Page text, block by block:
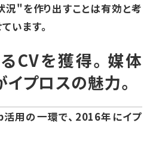
"を作り出すことは有効と考
います。
CVを獲得。媒体
プロスの魅力。
用の一環で、2016年にイプ